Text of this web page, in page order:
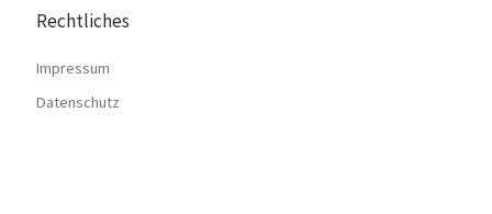
Rechtliches
Impressum
Datenschutz